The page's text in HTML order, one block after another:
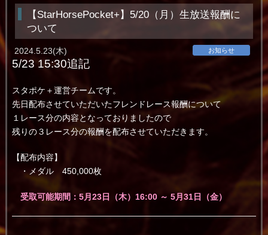
【StarHorsePocket+】5/20（月）生放送報酬に
ついて
お知らせ
2024.5.23(木)
5/23 15:30追記
スタポケ＋運営チームです。
先日配布させていただいたフレンドレース報酬について
１レース分の内容となっておりましたので
残りの３レース分の報酬を配布させていただきます。
【配布内容】
・メダル 450,000枚
受取可能期間：5月23日（木）16:00 ～ 5月31日（金）